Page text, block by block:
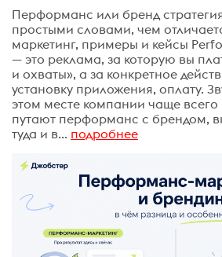
Перформанс или бренд
простыми словами, чем
маркетинг, примеры и кейсы
— это реклама, за которую вы
и охваты», а за конкретное
установку приложения, оплату.
этом месте компании чаще всего
путают перформанс с брендом,
туда и в... подробнее